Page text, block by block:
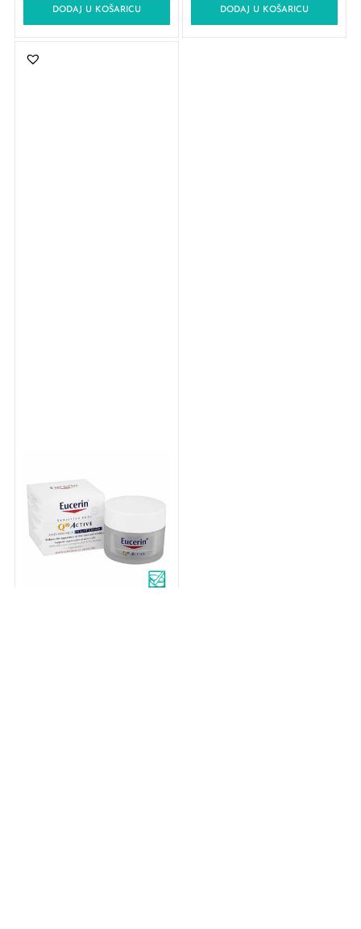
DODAJ U KOŠARICU DODAJ U KOŠARICU